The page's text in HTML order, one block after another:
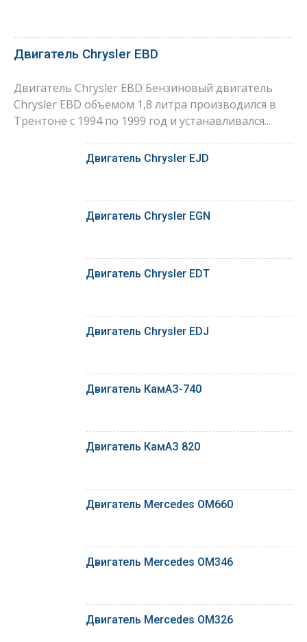
Двигатель Chrysler EBD
Двигатель Chrysler EBD Бензиновый двигатель
Chrysler EBD объемом 1,8 литра производился в
Трентоне с 1994 по 1999 год и устанавливался...
Двигатель Chrysler EJD
Двигатель Chrysler EGN
Двигатель Chrysler EDT
Двигатель Chrysler EDJ
Двигатель КамАЗ-740
Двигатель КамАЗ 820
Двигатель Mercedes OM660
Двигатель Mercedes OM346
Двигатель Mercedes OM326